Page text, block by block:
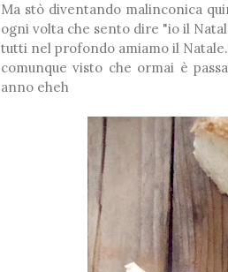
Ma stò diventando malinconica
ogni volta che sento dire "io il
tutti nel profondo amiamo il Natale.
comunque visto che ormai è
anno eheh